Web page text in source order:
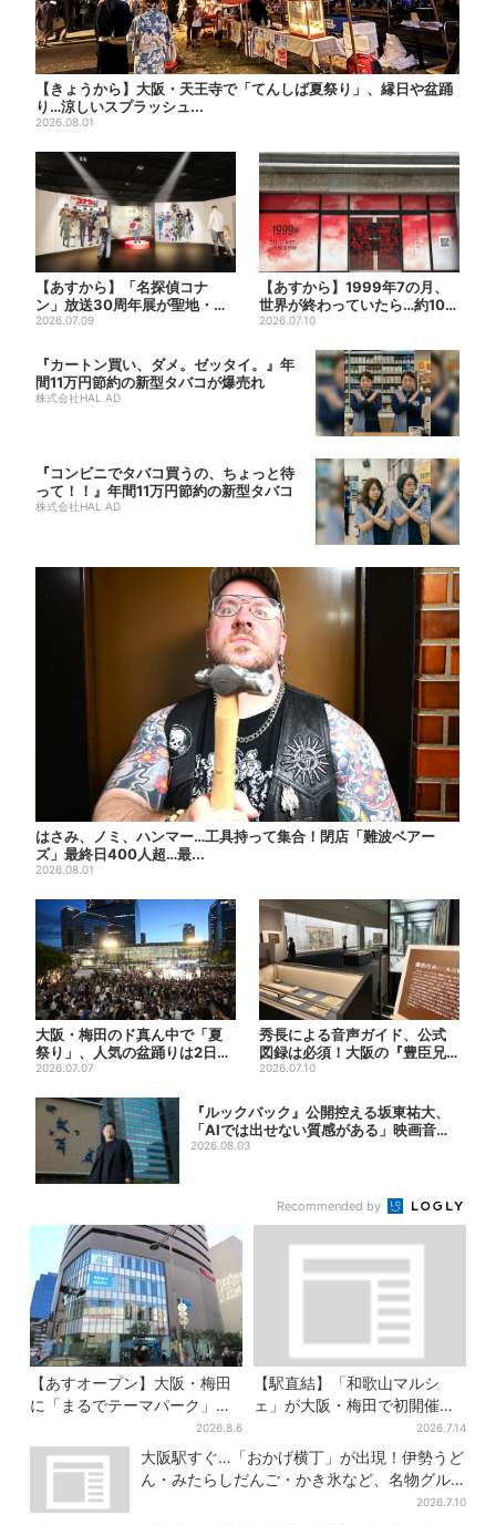
【きょうから】大阪・天王寺で「てんしば夏祭り」、縁日や盆踊
り…涼しいスプラッシュ...
2026.08.01
【あすから】「名探偵コナ
ン」放送30周年展が聖地・大
阪で、貴重な資料＆歴代の名
2026.07.09
【あすから】1999年7の月、
世界が終わっていたら…約10万
人動員のホラー展が大...
2026.07.10
『カートン買い、ダメ。ゼッタイ。』年
間11万円節約の新型タバコが爆売れ
株式会社HAL AD
『コンビニでタバコ買うの、ちょっと待
って！！』年間11万円節約の新型タバコ
株式会社HAL AD
はさみ、ノミ、ハンマー…工具持って集合！閉店「難波ベアー
ズ」最終日400人超…最...
2026.08.01
大阪・梅田のド真ん中で「夏
祭り」、人気の盆踊りは2日間
だけ！ 縁日など各所でイベ...
2026.07.07
秀長による音声ガイド、公式
図録は必須！大阪の『豊臣兄
弟』展を、より楽しむ方法４
2026.07.10
『ルックバック』公開控える坂東祐大、
「AIでは出せない質感がある」映画音楽
へのこ...
2026.08.03
Recommended by
【あすオープン】大阪・梅田
に「まるでテーマパーク」な
巨大スポーツ店、461ブラン
ド集結！ 6フロアをまとめて
紹介
2026.8.6
【駅直結】「和歌山マルシ
ェ」が大阪・梅田で初開催！
桃・シャインマスカット・巨
峰がずらり
2026.7.14
大阪駅すぐ…「おかげ横丁」が出現！伊勢うど
ん・みたらしだんご・かき氷など、名物グル
2026.7.10